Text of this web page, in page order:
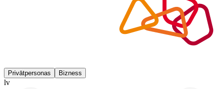
Privātpersonas Bizness
lv